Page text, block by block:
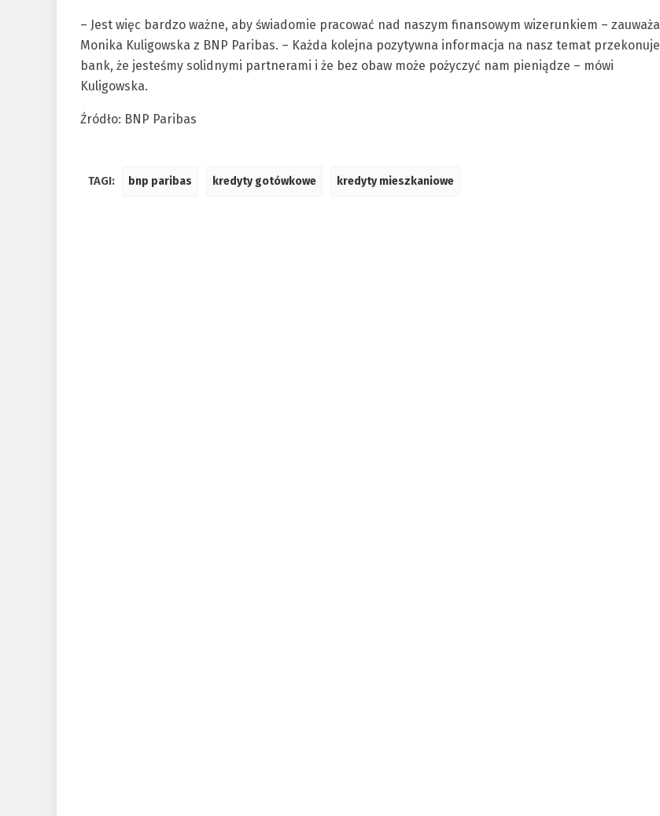
– Jest więc bardzo ważne, aby świadomie pracować nad naszym finansowym wizerunkiem – zauważa
Monika Kuligowska z BNP Paribas. – Każda kolejna pozytywna informacja na nasz temat przekonuje
bank, że jesteśmy solidnymi partnerami i że bez obaw może pożyczyć nam pieniądze – mówi
Kuligowska.
Źródło: BNP Paribas
TAGI: bnp paribas kredyty gotówkowe kredyty mieszkaniowe